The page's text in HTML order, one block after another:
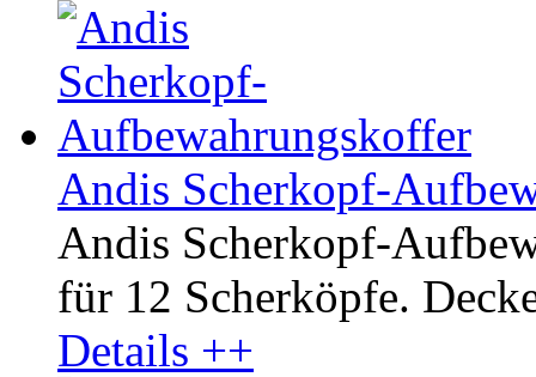
Andis Scherkopf-
Andis Scherkopf-
für 12 Scherköpfe.
Details ++